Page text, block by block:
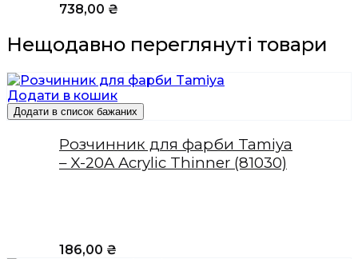
738,00 ₴
Нещодавно переглянуті товари
Додати в кошик
Додати в список бажаних
Розчинник для фарби Tamiya
– X-20A Acrylic Thinner (81030)
186,00 ₴